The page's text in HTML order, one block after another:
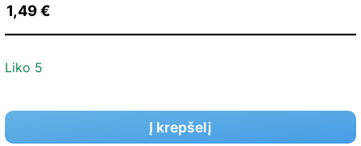
1,49€
Liko 5
Į krepšelį